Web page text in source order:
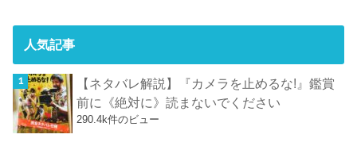
人気記事
【ネタバレ解説】『カメラを止めるな!』鑑賞
前に《絶対に》読まないでください
290.4k件のビュー